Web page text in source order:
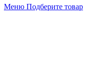
Меню Подберите товар